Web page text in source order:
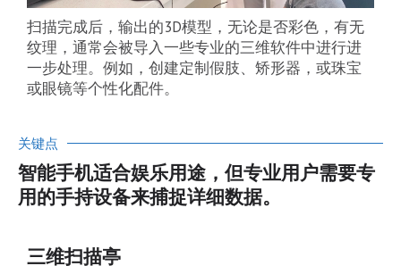
扫描完成后，输出的3D模型，无论是否彩色，有无
纹理，通常会被导入一些专业的三维软件中进行进
一步处理。例如，创建定制假肢、矫形器，或珠宝
或眼镜等个性化配件。
关键点
智能手机适合娱乐用途，但专业用户需要专
用的手持设备来捕捉详细数据。
三维扫描亭